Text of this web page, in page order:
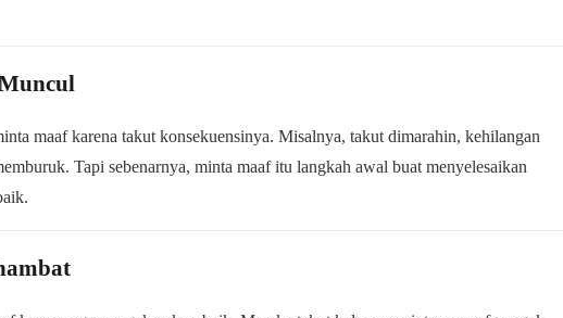
maaf karena takut konsekuensinya. Misalnya, takut dimarahin, kehilangan
Tapi sebenarnya, minta maaf itu langkah awal buat menyelesaikan